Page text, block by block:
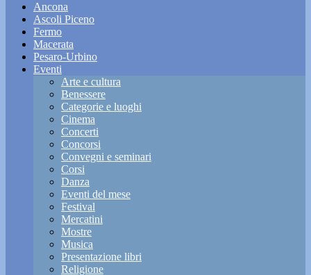
Ancona
Ascoli Piceno
Fermo
Macerata
Pesaro-Urbino
Eventi
Arte e cultura
Benessere
Categorie e luoghi
Cinema
Concerti
Concorsi
Convegni e seminari
Corsi
Danza
Eventi del mese
Festival
Mercatini
Mostre
Musica
Presentazione libri
Religione